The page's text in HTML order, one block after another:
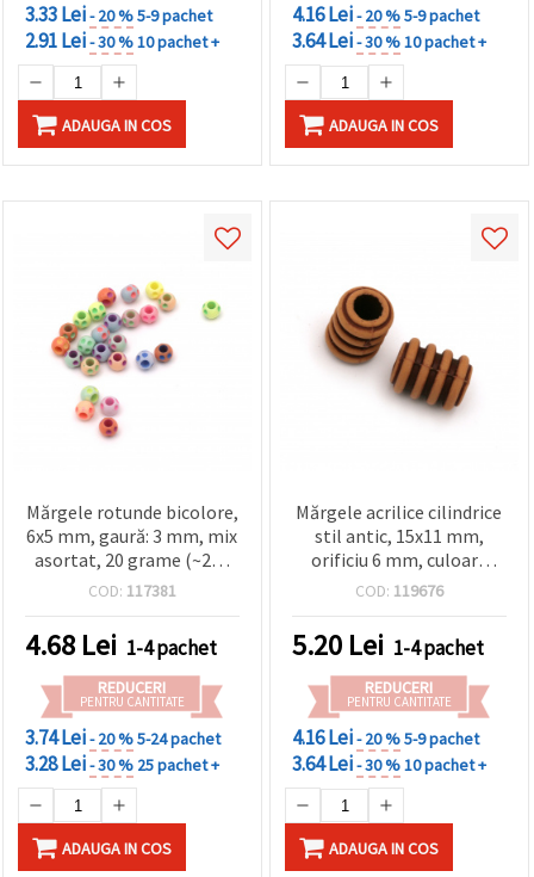
3.33 Lei- 20 %5-9 pachet
2.91 Lei- 30 %10 pachet +
ADAUGA IN COS
4.16 Lei- 20 %5-9 pachet
3.64 Lei- 30 %10 pachet +
ADAUGA IN COS
Mărgele rotunde bicolore,
6x5 mm, gaură: 3 mm, mix
asortat, 20 grame (~205
buc.)
COD: 117381
4.68 Lei 1-4 pachet
REDUCERI
PENTRU CANTITATE
3.74 Lei- 20 %5-24 pachet
3.28 Lei- 30 % 25 pachet +
ADAUGA IN COS
Mărgele acrilice cilindrice
stil antic, 15x11 mm,
orificiu 6 mm, culoare
maro - 50 g (~45 buc.)
COD: 119676
5.20 Lei 1-4 pachet
REDUCERI
PENTRU CANTITATE
4.16 Lei- 20 %5-9 pachet
3.64 Lei- 30 %10 pachet +
ADAUGA IN COS